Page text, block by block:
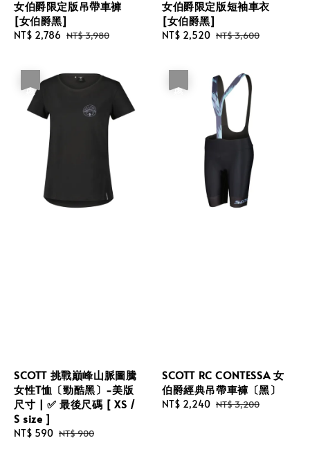
女伯爵限定版吊帶車褲
[女伯爵黑]
Sale
NT$ 2,786 Regular
NT$ 3,980
女伯爵限定版短袖車衣
[女伯爵黑]
Sale
NT$ 2,520 Regular
NT$ 3,600
SCOTT 挑戰巔峰山脈圖騰
女性T恤〔勁酷黑〕-美版
尺寸 | ✅ 最後尺碼 [ XS /
S size ]
Sale
NT$ 590 Regular
NT$ 900
SCOTT RC CONTESSA 女
伯爵經典吊帶車褲〔黑〕
Sale
NT$ 2,240 Regular
NT$ 3,200